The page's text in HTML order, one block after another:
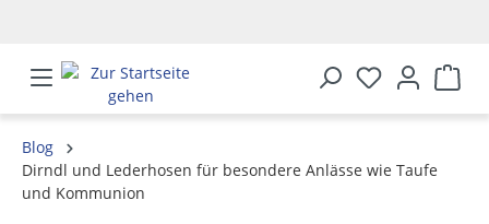
Blog
Dirndl und Lederhosen für besondere Anlässe wie Taufe
und Kommunion